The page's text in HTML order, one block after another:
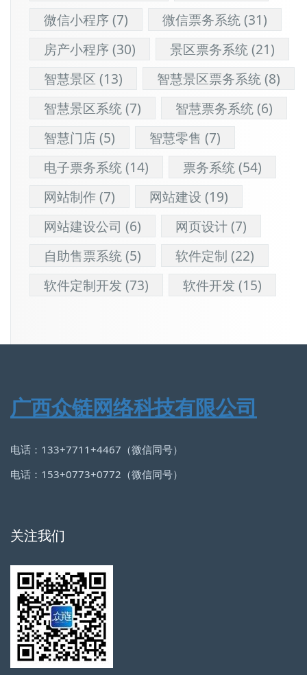
微信小程序(7) 微信票务系统(31)
房产小程序(30) 景区票务系统(21)
智慧景区 (13) 智慧景区票务系统(8)
智慧景区系统(7) 智慧票务系统(6)
智慧门店(5) 智慧零售 (7)
电子票务系统(14) 票务系统(54)
网站制作(7) 网站建设 (19)
网站建设公司 (6) 网页设计(7)
自助售票系统(5) 软件定制 (22)
软件定制开发 (73) 软件开发 (15)
广西众链网络科技有限公司
电话：133+7711+4467（微信同号）
电话：153+0773+0772（微信同号）
关注我们